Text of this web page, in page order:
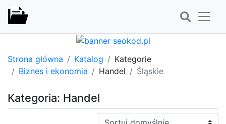
Strona główna Katalog
Kategorie
Biznes i ekonomia
Handel Śląskie
Kategoria: Handel
Sortuj: